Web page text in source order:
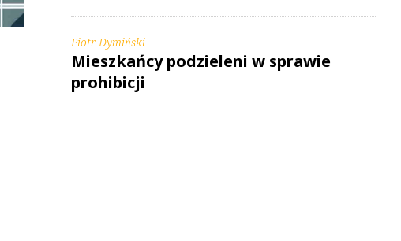
Piotr Dymiński -
Mieszkańcy podzieleni w sprawie
prohibicji